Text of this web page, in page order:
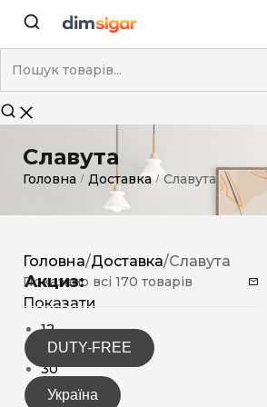
Славута
Головна / Доставка / Славута
Акциз:
DUTY-FREE
Україна
Головна/Доставка/Славута
Показано всі 170 товарів
Показати
12
15
30